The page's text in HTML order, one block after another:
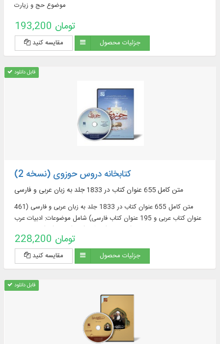
موضوع حج و زیارت
193,200 تومان
مقایسه کنید جزئیات محصول
قابل دانلود
کتابخانه دروس حوزوی (نسخه 2)
متن کامل 655 عنوان کتاب در 1833 جلد به زبان عربی و فارسی
متن کامل 655 عنوان کتاب در 1833 جلد به زبان عربی و فارسی (461
عنوان کتاب عربی و 195 عنوان کتاب فارسی) شامل موضوعات: ادبیات عرب
228,200 تومان
مقایسه کنید جزئیات محصول
قابل دانلود